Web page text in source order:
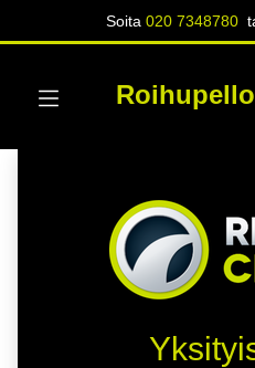
Soita020 7348780